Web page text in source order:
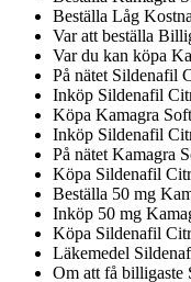
Beställa Låg
Var att beställa
Var du kan köpa
På nätet Sildenafil
Inköp Sildenafil
Köpa Kamagra
Inköp Sildenafil
På nätet Kamagra
Köpa Sildenafil
Beställa 50 mg
Inköp 50 mg
Köpa Sildenafil
Läkemedel
Om att få billigaste